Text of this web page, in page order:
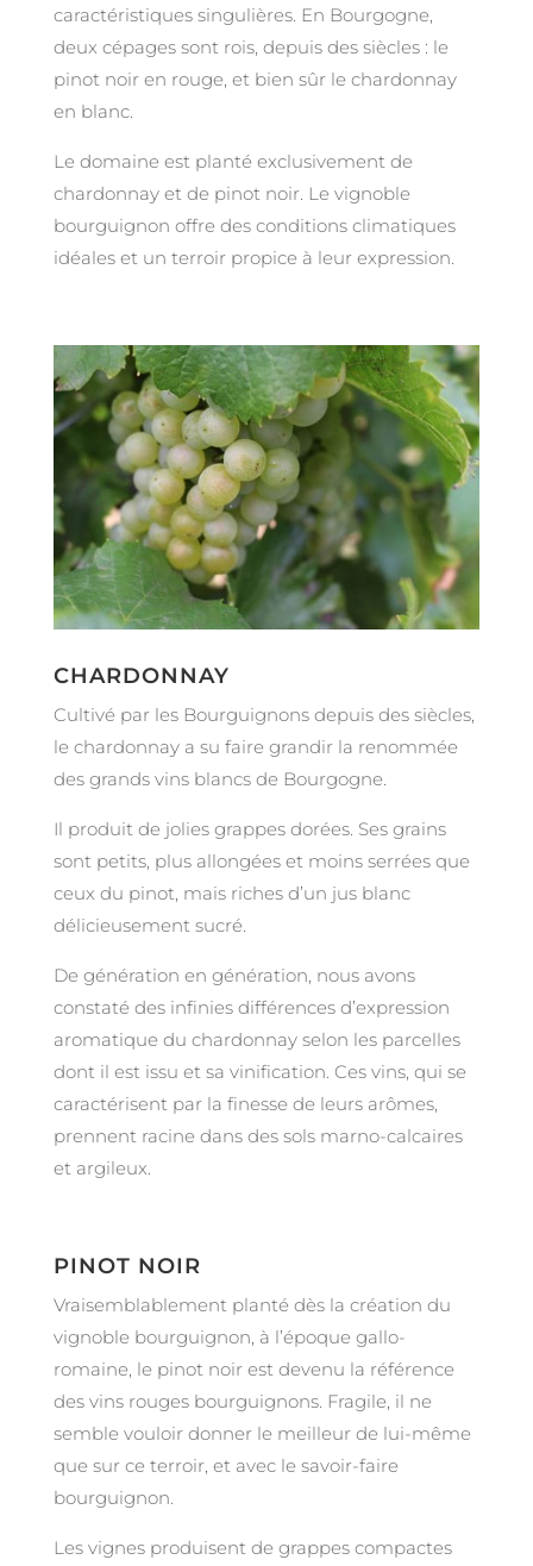
caractéristiques singulières. En Bourgogne,
deux cépages sont rois, depuis des siècles : le
pinot noir en rouge, et bien sûr le chardonnay
en blanc.
Le domaine est planté exclusivement de
chardonnay et de pinot noir. Le vignoble
bourguignon offre des conditions climatiques
idéales et un terroir propice à leur expression.
CHARDONNAY
Cultivé par les Bourguignons depuis des siècles,
le chardonnay a su faire grandir la renommée
des grands vins blancs de Bourgogne.
Il produit de jolies grappes dorées. Ses grains
sont petits, plus allongées et moins serrées que
ceux du pinot, mais riches d’un jus blanc
délicieusement sucré.
De génération en génération, nous avons
constaté des infinies différences d’expression
aromatique du chardonnay selon les parcelles
dont il est issu et sa vinification. Ces vins, qui se
caractérisent par la finesse de leurs arômes,
prennent racine dans des sols marno-calcaires
et argileux.
PINOT NOIR
Vraisemblablement planté dès la création du
vignoble bourguignon, à l’époque gallo-
romaine, le pinot noir est devenu la référence
des vins rouges bourguignons. Fragile, il ne
semble vouloir donner le meilleur de lui-même
que sur ce terroir, et avec le savoir-faire
bourguignon.
Les vignes produisent de grappes compactes